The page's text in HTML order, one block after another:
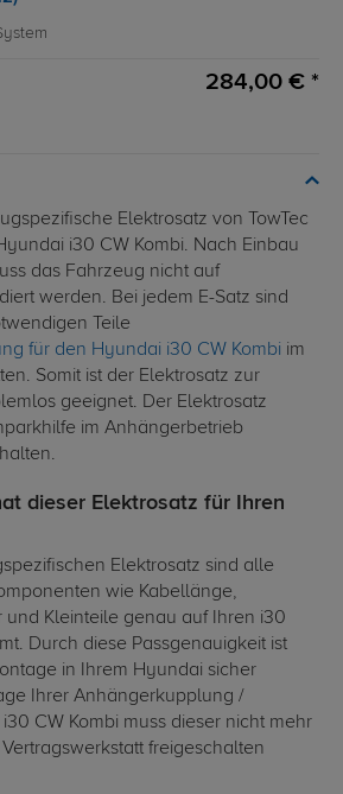
284,00 € *
Elektrosatz von TowTec
i30 CW Kombi. Nach Einbau
das Fahrzeug nicht auf
werden. Bei jedem E-Satz sind
Teile
für den Hyundai i30 CW Kombi im
Somit ist der Elektrosatz zur
geeignet. Der Elektrosatz
im Anhängerbetrieb
dieser Elektrosatz für Ihren
Elektrosatz sind alle
wie Kabellänge,
und Kleinteile genau auf Ihren i30
Durch diese Passgenauigkeit ist
in Ihrem Hyundai sicher
Ihrer Anhängerkupplung /
CW Kombi muss dieser nicht mehr
freigeschalten